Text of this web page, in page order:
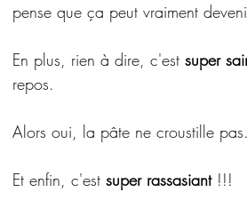
pense que ça peut vraiment
En plus, rien à dire, c'est super
repos.
Alors oui, la pâte ne croustille
Et enfin, c'est super rassasiant !!!